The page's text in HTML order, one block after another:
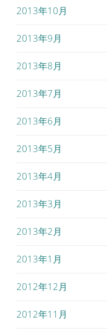
2013年10月
2013年9月
2013年8月
2013年7月
2013年6月
2013年5月
2013年4月
2013年3月
2013年2月
2013年1月
2012年12月
2012年11月